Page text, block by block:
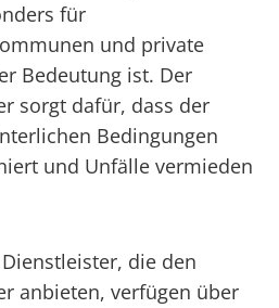
für
und private
Bedeutung ist. Der
sorgt dafür, dass der
Bedingungen
und Unfälle vermieden
die den
anbieten, verfügen über